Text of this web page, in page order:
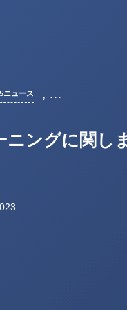
ニュース , …
ニングに関し